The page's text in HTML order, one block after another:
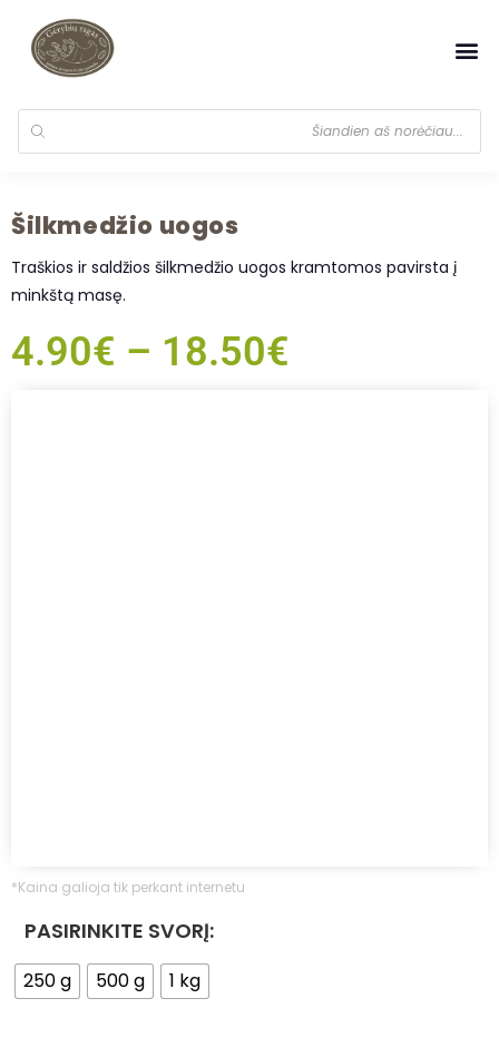
Šilkmedžio uogos
Traškios ir saldžios šilkmedžio uogos kramtomos pavirsta į
minkštą masę.
4.90€ – 18.50€
*Kaina galioja tik perkant internetu
PASIRINKITE SVORĮ:
250 g 500 g 1 kg